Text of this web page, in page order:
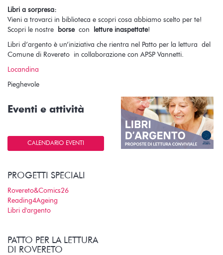
Libri a sorpresa:
Vieni a trovarci in biblioteca e scopri cosa abbiamo scelto per te!
Scopri le nostre
borsecon letture inaspettate!
Libri d’argento è un’iniziativa che rientra nel Patto per la lettura del
Comune di Rovereto in collaborazione con APSP Vannetti.
Locandina
Pieghevole
Eventi e attività
CALENDARIO EVENTI
PROGETTI SPECIALI
Rovereto&Comics26
Reading4Ageing
Libri d'argento
PATTO PER LA LETTURA
DI ROVERETO